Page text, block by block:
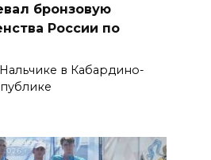
бронзовую
России по
в Кабардино-